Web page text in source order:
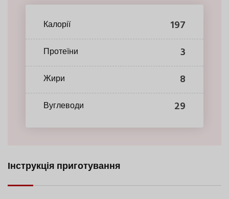
Калорії 197
Протеїни 3
Жири 8
Вуглеводи 29
Інструкція приготування